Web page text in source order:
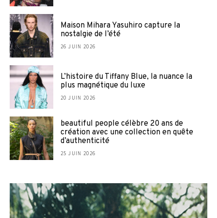
Maison Mihara Yasuhiro capture la
nostalgie de l’été
26 JUIN 2026
L’histoire du Tiffany Blue, la nuance la
plus magnétique du luxe
20 JUIN 2026
beautiful people célèbre 20 ans de
création avec une collection en quête
d’authenticité
25 JUIN 2026